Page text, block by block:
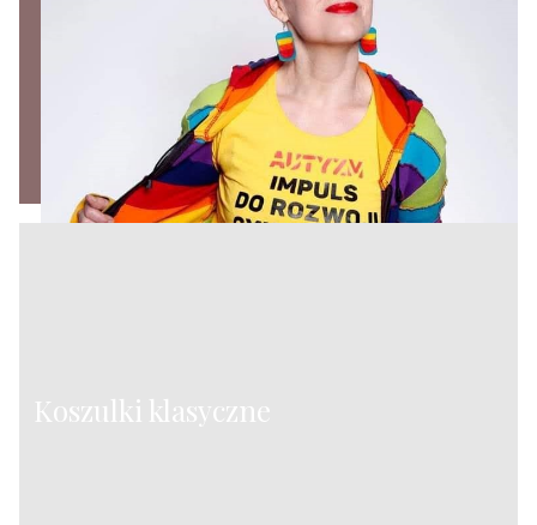
Koszulki klasyczne